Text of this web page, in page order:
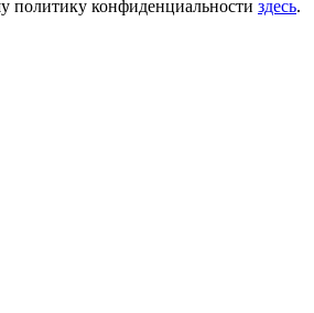
политику конфиденциальности здесь.